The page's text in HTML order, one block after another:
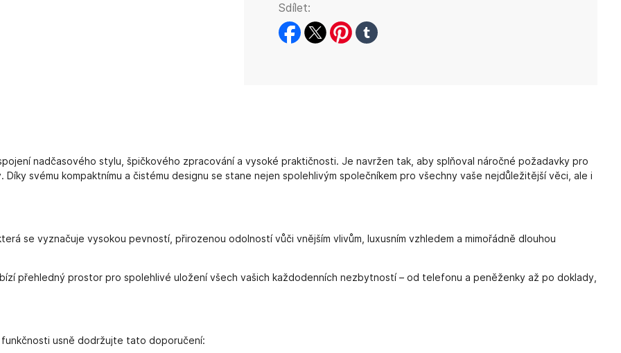
Sdílet:
facebook
twitterpinterest
tumblr
nadčasového stylu, špičkového zpracování a vysoké praktičnosti. Je navržen tak, aby splňoval náročné požadavky pro
svému kompaktnímu a čistému designu se stane nejen spolehlivým společníkem pro všechny vaše nejdůležitější věci, ale i
se vyznačuje vysokou pevností, přirozenou odolností vůči vnějším vlivům, luxusním vzhledem a mimořádně dlouhou
přehledný prostor pro spolehlivé uložení všech vašich každodenních nezbytností – od telefonu a peněženky až po doklady,
usně dodržujte tato doporučení: